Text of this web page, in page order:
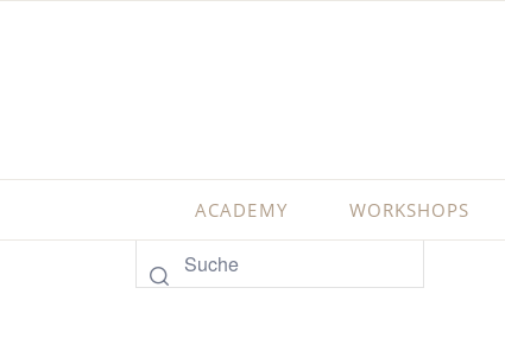
ACADEMY WORKSHOPS